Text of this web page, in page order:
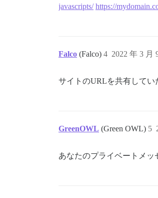
javascripts/ https://
Falco (Falco) 2022 年 3 月
4
サイトのURLを共有してい
GreenOWL (Green OWL) 5
あなたのプライベートメッ